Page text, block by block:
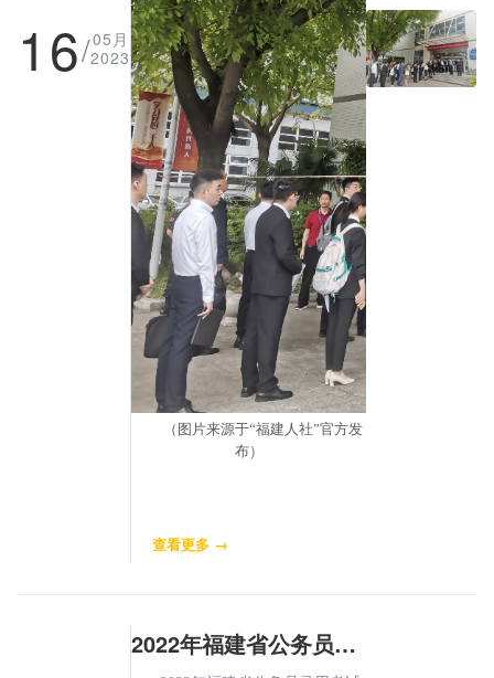
16/05月
2023
举，不断提升考务服务，强化技术
支撑，畅通考生咨询通道，确保面
试程序规范合理、公平公正。
（图片来源于“福建人社”官方发
布）
查看更多 →
2022年福建省公务员录用考试省直考区面试工作顺利完成